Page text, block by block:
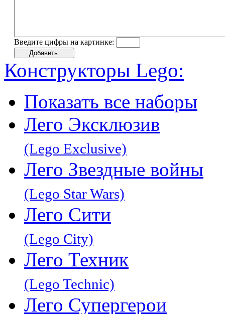
Введите цифры на картинке:
Конструкторы Lego:
Показать все наборы
Лего Эксклюзив
(Lego Exclusive)
Лего Звeздные войны
(Lego Star Wars)
Лего Сити
(Lego City)
Лего Техник
(Lego Technic)
Лего Супергерои